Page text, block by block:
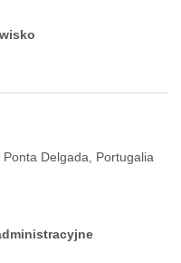
Ponta Delgada, Portugalia